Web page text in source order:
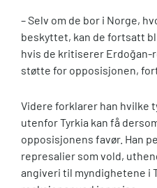
– Selv om de bor i Norge,
beskyttet, kan de fortsatt
hvis de kritiserer
støtte for opposisjonen,
Videre forklarer han hvilke
utenfor Tyrkia kan få
opposisjonens favør. Han
represalier som vold,
angiveri til myndighetene i